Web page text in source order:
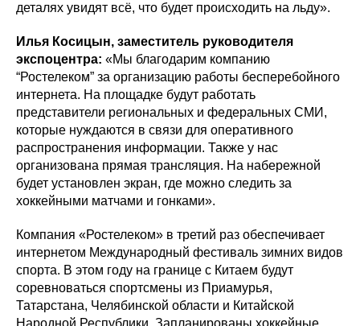
деталях увидят всё, что будет происходить на льду».
Илья Косицын, заместитель руководителя
экспоцентра: «Мы благодарим компанию
“Ростелеком” за организацию работы бесперебойного
интернета. На площадке будут работать
представители региональных и федеральных СМИ,
которые нуждаются в связи для оперативного
распространения информации. Также у нас
организована прямая трансляция. На набережной
будет установлен экран, где можно следить за
хоккейными матчами и гонками».
Компания «Ростелеком» в третий раз обеспечивает
интернетом Международный фестиваль зимних видов
спорта. В этом году на границе с Китаем будут
соревноваться спортсмены из Приамурья,
Татарстана, Челябинской области и Китайской
Народной Республики. Запланированы хоккейные